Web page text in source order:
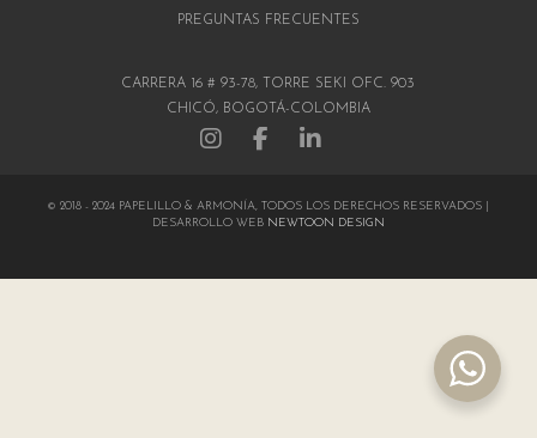
PREGUNTAS FRECUENTES
CARRERA 16 # 93-78, TORRE SEKI OFC. 903
CHICÓ, BOGOTÁ-COLOMBIA
© 2018 - 2024 PAPELILLO & ARMONÍA, TODOS LOS DERECHOS RESERVADOS |
DESARROLLO WEB NEWTOON DESIGN